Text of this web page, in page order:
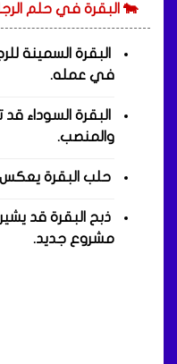
🐄 البقرة في حلم
البقرة السمينة
في عمله.
البقرة السوداء
والمنصب.
حلب البقرة يعكس
ذبح البقرة قد
مشروع جديد.